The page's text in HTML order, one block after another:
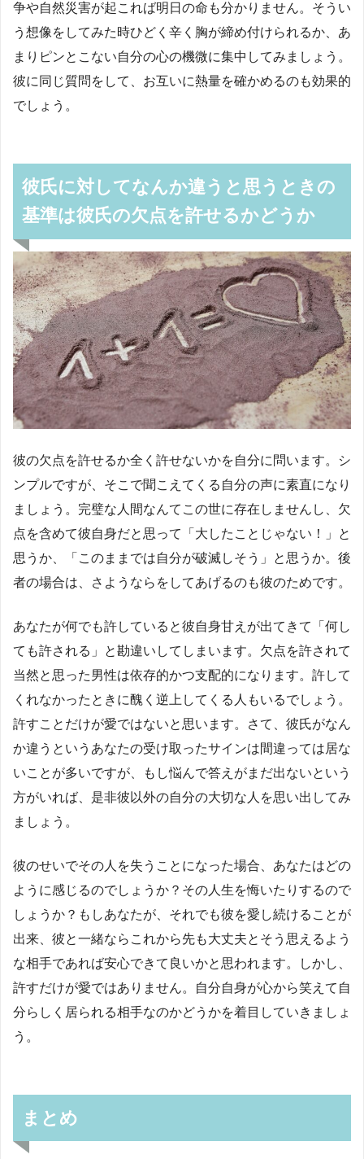
争や自然災害が起これば明日の命も分かりません。そうい
う想像をしてみた時ひどく辛く胸が締め付けられるか、あ
まりピンとこない自分の心の機微に集中してみましょう。
彼に同じ質問をして、お互いに熱量を確かめるのも効果的
でしょう。
彼氏に対してなんか違うと思うときの
基準は彼氏の欠点を許せるかどうか
彼の欠点を許せるか全く許せないかを自分に問います。シ
ンプルですが、そこで聞こえてくる自分の声に素直になり
ましょう。完璧な人間なんてこの世に存在しませんし、欠
点を含めて彼自身だと思って「大したことじゃない！」と
思うか、「このままでは自分が破滅しそう」と思うか。後
者の場合は、さようならをしてあげるのも彼のためです。
あなたが何でも許していると彼自身甘えが出てきて「何し
ても許される」と勘違いしてしまいます。欠点を許されて
当然と思った男性は依存的かつ支配的になります。許して
くれなかったときに醜く逆上してくる人もいるでしょう。
許すことだけが愛ではないと思います。さて、彼氏がなん
か違うというあなたの受け取ったサインは間違っては居な
いことが多いですが、もし悩んで答えがまだ出ないという
方がいれば、是非彼以外の自分の大切な人を思い出してみ
ましょう。
彼のせいでその人を失うことになった場合、あなたはどの
ように感じるのでしょうか？その人生を悔いたりするので
しょうか？もしあなたが、それでも彼を愛し続けることが
出来、彼と一緒ならこれから先も大丈夫とそう思えるよう
な相手であれば安心できて良いかと思われます。しかし、
許すだけが愛ではありません。自分自身が心から笑えて自
分らしく居られる相手なのかどうかを着目していきましょ
う。
まとめ